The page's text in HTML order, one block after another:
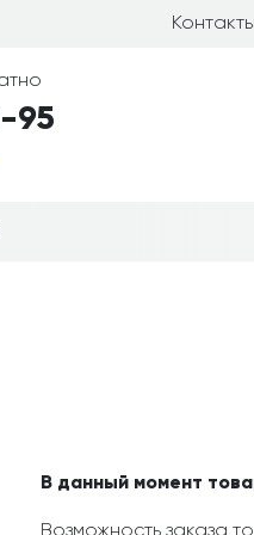
Контакты
95
В данный момент